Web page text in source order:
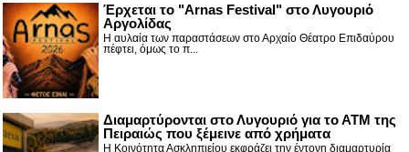
Έρχεται το "Arnas Festival" στο Λυγουριό
Αργολίδας
Η αυλαία των παραστάσεων στο Αρχαίο Θέατρο Επιδαύρου
πέφτει, όμως το π...
Διαμαρτύρονται στο Λυγουριό για το ΑΤΜ της
Πειραιώς που ξέμεινε από χρήματα
Η Κοινότητα Ασκληπιείου εκφράζει την έντονη διαμαρτυρία